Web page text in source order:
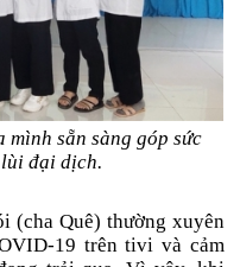
mình sẵn sàng góp sức
lùi đại dịch.
(cha Quê) thường xuyên
19 trên tivi và cảm